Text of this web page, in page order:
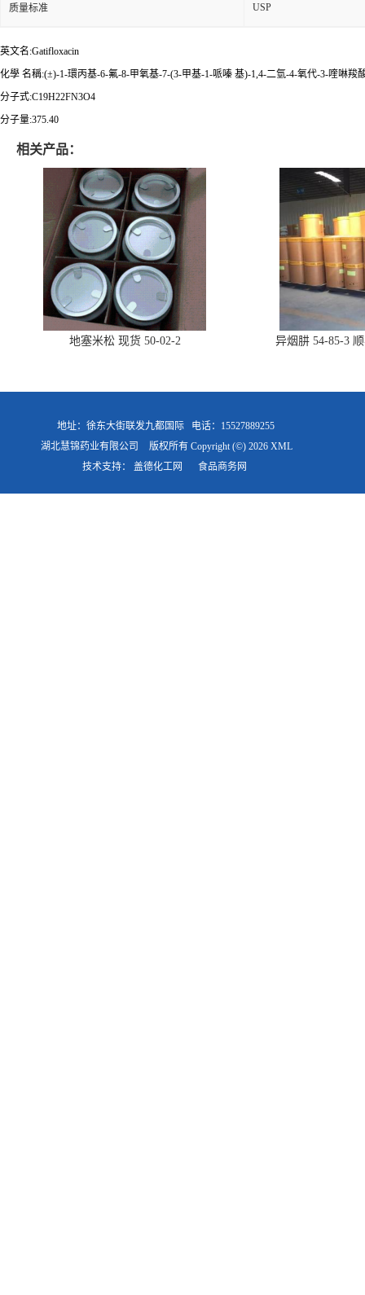
质量标准 USP
英文名:Gatifloxacin
化學 名稱:(±)-1-環丙基-6-氟-8-甲氧基-7-(3-甲基-1-哌嗪 基)-1,4-二氫-4-氧代-3-喹啉羧
分子式:C19H22FN3O4
分子量:375.40
相关产品：
地塞米松 现货 50-02-2 异烟肼 54-85-3
地址：徐东大街联发九都国际
电话：15527889255
湖北慧锦药业有限公司
版权所有 Copyright (©) 2026 XML
技术支持： 盖德化工网 食品商务网